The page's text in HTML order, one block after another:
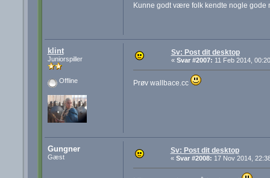
Kunne godt være folk kendte nogle gode
klint
Juniorspiller
Offline
Sv: Post dit desktop
« Svar #2007: 11 Feb 2014,
Prøv wallbace.cc
Gungner
Gæst
Sv: Post dit desktop
« Svar #2008: 17 Nov 2014,